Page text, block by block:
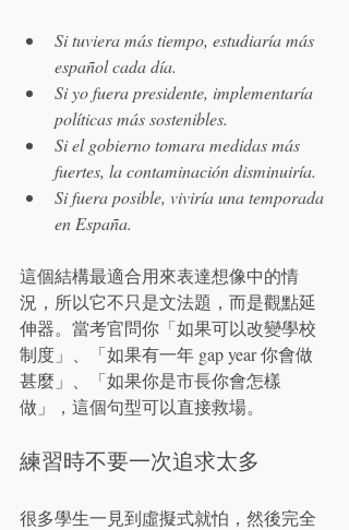
Si tuviera más tiempo, estudiaría más
español cada día.
Si yo fuera presidente, implementaría
políticas más sostenibles.
Si el gobierno tomara medidas más
fuertes, la contaminación disminuiría.
Si fuera posible, viviría una temporada
en España.
這個結構最適合用來表達想像中的情
況，所以它不只是文法題，而是觀點延
伸器。當考官問你「如果可以改變學校
制度」、「如果有一年 gap year 你會做
甚麼」、「如果你是市長你會怎樣
做」，這個句型可以直接救場。
練習時不要一次追求太多
很多學生一見到虛擬式就怕，然後完全